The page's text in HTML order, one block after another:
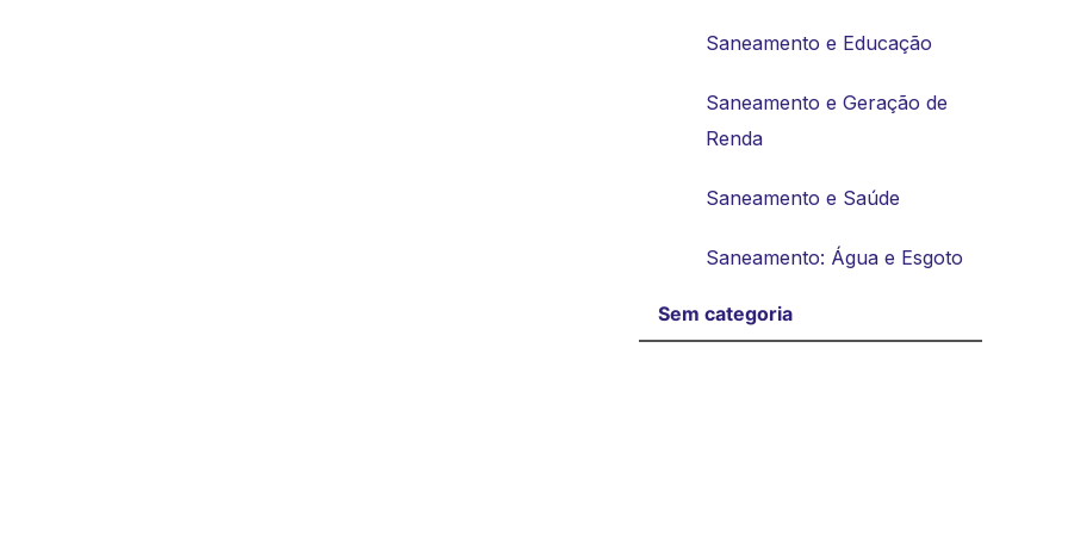
Saneamento e Educação
Saneamento e Geração de
Renda
Saneamento e Saúde
Saneamento: Água e Esgoto
Sem categoria